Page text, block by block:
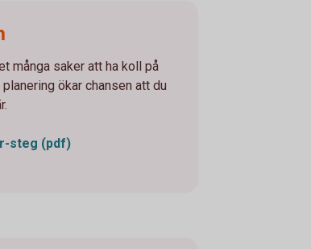
många saker att ha koll på
ökar chansen att du
steg (pdf)